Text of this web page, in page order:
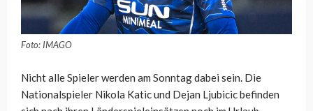
Foto: IMAGO
Nicht alle Spieler werden am Sonntag dabei sein. Die
Nationalspieler Nikola Katic und Dejan Ljubicic befinden